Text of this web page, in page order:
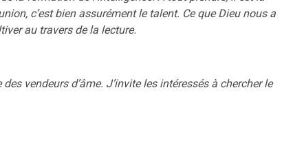
c’est bien assurément le talent. Ce que Dieu nous a
au travers de la lecture.
vendeurs d’âme. J’invite les intéressés à chercher le